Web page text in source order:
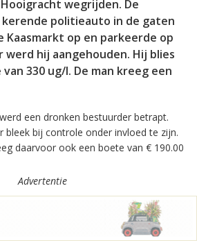
wegrijden. De
politieauto in de gaten
Kaasmarkt op en parkeerde op
werd hij aangehouden. Hij blies
330 ug/l. De man kreeg een
een dronken bestuurder betrapt.
bleek bij controle onder invloed te zijn.
daarvoor ook een boete van € 190.00
Advertentie